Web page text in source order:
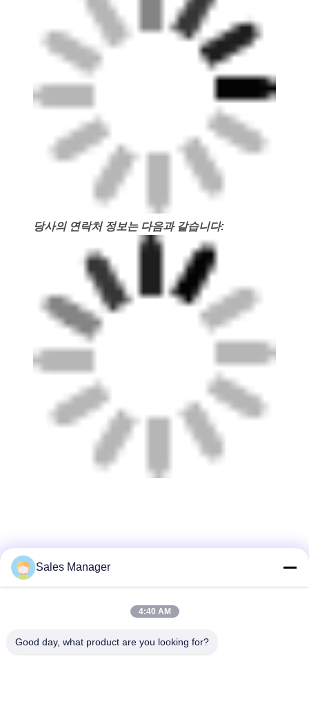
당사의 연락처 정보는 다음과 같습니다:
Sales Manager
4:40 AM
Good day, what product are you looking for?